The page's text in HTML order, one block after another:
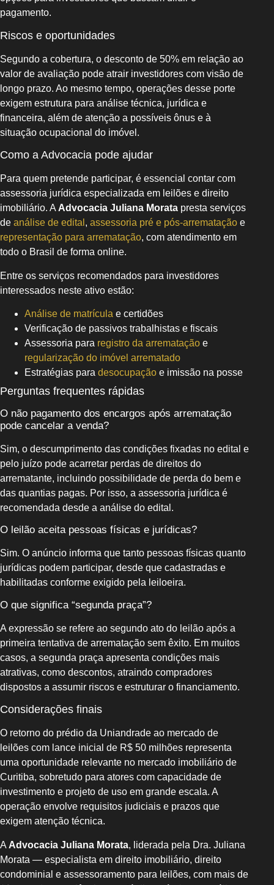
pagamento.
Riscos e oportunidades
Segundo a cobertura, o desconto de 50% em relação ao
valor de avaliação pode atrair investidores com visão de
longo prazo. Ao mesmo tempo, operações desse porte
exigem estrutura para análise técnica, jurídica e
financeira, além de atenção a possíveis ônus e à
situação ocupacional do imóvel.
Como a Advocacia pode ajudar
Para quem pretende participar, é essencial contar com
assessoria jurídica especializada em leilões e direito
imobiliário. A Advocacia Juliana Morata presta serviços
de análise de edital , assessoria pré e pós-arrematação e
representação para arrematação, com atendimento em
todo o Brasil de forma online.
Entre os serviços recomendados para investidores
interessados neste ativo estão:
Análise de matrícula e certidões
Verificação de passivos trabalhistas e fiscais
Assessoria para registro da arrematação e
regularização do imóvel arrematado
Estratégias para desocupação e imissão na posse
Perguntas frequentes rápidas
O não pagamento dos encargos após arrematação
pode cancelar a venda?
Sim, o descumprimento das condições fixadas no edital e
pelo juízo pode acarretar perdas de direitos do
arrematante, incluindo possibilidade de perda do bem e
das quantias pagas. Por isso, a assessoria jurídica é
recomendada desde a análise do edital.
O leilão aceita pessoas físicas e jurídicas?
Sim. O anúncio informa que tanto pessoas físicas quanto
jurídicas podem participar, desde que cadastradas e
habilitadas conforme exigido pela leiloeira.
O que significa “segunda praça”?
A expressão se refere ao segundo ato do leilão após a
primeira tentativa de arrematação sem êxito. Em muitos
casos, a segunda praça apresenta condições mais
atrativas, como descontos, atraindo compradores
dispostos a assumir riscos e estruturar o financiamento.
Considerações finais
O retorno do prédio da Uniandrade ao mercado de
leilões com lance inicial de R$ 50 milhões representa
uma oportunidade relevante no mercado imobiliário de
Curitiba, sobretudo para atores com capacidade de
investimento e projeto de uso em grande escala. A
operação envolve requisitos judiciais e prazos que
exigem atenção técnica.
A Advocacia Juliana Morata, liderada pela Dra. Juliana
Morata — especialista em direito imobiliário, direito
condominial e assessoramento para leilões, com mais de